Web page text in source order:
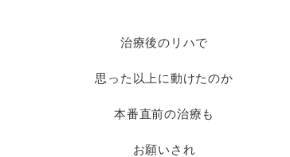
治療後のリハで
思った以上に動けたのか
本番直前の治療も
お願いされ